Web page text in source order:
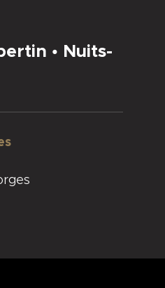
• Nuits-